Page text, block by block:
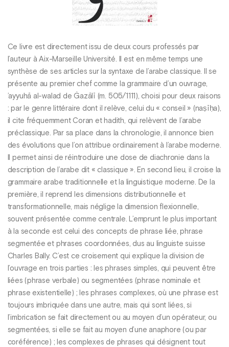
Ce livre est directement issu de deux cours professés par
l’auteur à Aix-Marseille Université. Il est en même temps une
synthèse de ses articles sur la syntaxe de l’arabe classique. Il se
présente au premier chef comme la grammaire d’un ouvrage,
’ayyuhā al-walad de Ġazālī (m. 505/1111), choisi pour deux raisons
: par le genre littéraire dont il relève, celui du « conseil » (naṣīḥa),
il cite fréquemment Coran et hadith, qui relèvent de l’arabe
préclassique. Par sa place dans la chronologie, il annonce bien
des évolutions que l’on attribue ordinairement à l’arabe moderne.
Il permet ainsi de réintroduire une dose de diachronie dans la
description de l’arabe dit « classique ». En second lieu, il croise la
grammaire arabe traditionnelle et la linguistique moderne. De la
première, il reprend les dimensions distributionnelle et
transformationnelle, mais néglige la dimension flexionnelle,
souvent présentée comme centrale. L’emprunt le plus important
à la seconde est celui des concepts de phrase liée, phrase
segmentée et phrases coordonnées, dus au linguiste suisse
Charles Bally. C’est ce croisement qui explique la division de
l’ouvrage en trois parties : les phrases simples, qui peuvent être
liées (phrase verbale) ou segmentées (phrase nominale et
phrase existentielle) ; les phrases complexes, où une phrase est
toujours imbriquée dans une autre, mais qui sont liées, si
l’imbrication se fait directement ou au moyen d’un opérateur, ou
segmentées, si elle se fait au moyen d’une anaphore (ou par
coréférence) ; les complexes de phrases qui désignent tout